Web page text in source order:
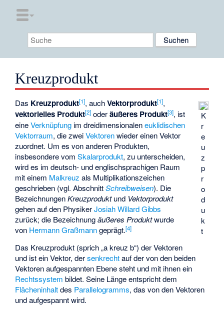
Kreuzprodukt
K
r
e
u
z
p
r
o
d
u
k
t
Das Kreuzprodukt[1], auchVektorprodukt[1],
vektorielles Produkt[2] oderäußeres Produkt[3], ist
eineVerknüpfung im dreidimensionaleneuklidischen
Vektorraum, die zweiVektorenwieder einen Vektor
zuordnet. Um es von anderen Produkten,
insbesondere vomSkalarprodukt, zu unterscheiden,
wird es im deutsch- und englischsprachigen Raum
mit einem Malkreuz als Multiplikationszeichen
geschrieben (vgl. AbschnittSchreibweisen). Die
BezeichnungenKreuzproduktund Vektorprodukt
gehen auf den PhysikerJosiah Willard Gibbs
zurück; die Bezeichnungäußeres Produktwurde
von Hermann Graßmanngeprägt.[4]
Das Kreuzprodukt (sprich „a kreuz b“) der Vektoren
und ist ein Vektor, dersenkrechtauf der von den beiden
Vektoren aufgespannten Ebene steht und mit ihnen ein
Rechtssystem bildet. Seine Länge entspricht dem
Flächeninhaltdes Parallelogramms, das von den Vektoren
undaufgespannt wird.